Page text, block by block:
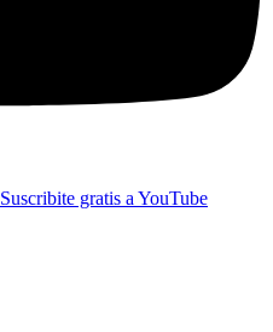
Suscribite gratis a YouTube